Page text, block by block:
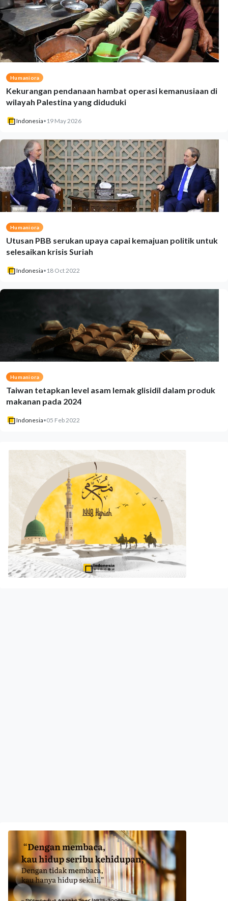
Humaniora
Kekurangan pendanaan hambat operasi kemanusiaan di
wilayah Palestina yang diduduki
Indonesia• 19 May 2026
Humaniora
Utusan PBB serukan upaya capai kemajuan politik untuk
selesaikan krisis Suriah
Indonesia• 18 Oct 2022
Humaniora
Taiwan tetapkan level asam lemak glisidil dalam produk
makanan pada 2024
Indonesia•05 Feb 2022